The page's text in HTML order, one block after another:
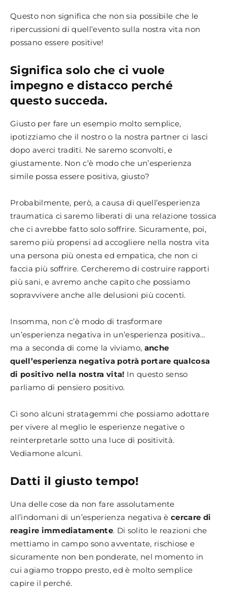
Questo non significa che non sia possibile che le
ripercussioni di quell’evento sulla nostra vita non
possano essere positive!
Significa solo che ci vuole
impegno e distacco perché
questo succeda.
Giusto per fare un esempio molto semplice,
ipotizziamo che il nostro o la nostra partner ci lasci
dopo averci traditi. Ne saremo sconvolti, e
giustamente. Non c’è modo che un’esperienza
simile possa essere positiva, giusto?
Probabilmente, però, a causa di quell’esperienza
traumatica ci saremo liberati di una relazione tossica
che ci avrebbe fatto solo soffrire. Sicuramente, poi,
saremo più propensi ad accogliere nella nostra vita
una persona più onesta ed empatica, che non ci
faccia più soffrire. Cercheremo di costruire rapporti
più sani, e avremo anche capito che possiamo
sopravvivere anche alle delusioni più cocenti.
Insomma, non c’è modo di trasformare
un’esperienza negativa in un’esperienza positiva…
ma a seconda di come la viviamo, anche
quell’esperienza negativa potrà portare qualcosa
di positivo nella nostra vita! In questo senso
parliamo di pensiero positivo.
Ci sono alcuni stratagemmi che possiamo adottare
per vivere al meglio le esperienze negative o
reinterpretarle sotto una luce di positività.
Vediamone alcuni.
Datti il giusto tempo!
Una delle cose da non fare assolutamente
all’indomani di un’esperienza negativa ècercare di
reagire immediatamente. Di solito le reazioni che
mettiamo in campo sono avventate, rischiose e
sicuramente non ben ponderate, nel momento in
cui agiamo troppo presto, ed è molto semplice
capire il perché.